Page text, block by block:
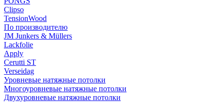
Clipso
TensionWood
По производителю
JM Junkers & Müllers
Lackfolie
Apply
Cerutti ST
Verseidag
Уровневые натяжные потолки
Многоуровневые натяжные потолки
Двухуровневые натяжные потолки